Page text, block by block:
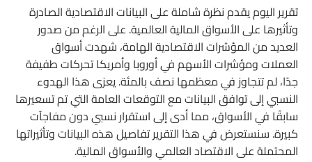
تقرير اليوم يقدم نظرة شاملة على البيانات الاقتصادية الصادرة
وتأثيرها على الأسواق المالية العالمية. على الرغم من صدور
العديد من المؤشرات الاقتصادية الهامة، شهدت أسواق
العملات ومؤشرات الأسهم في أوروبا وأمريكا تحركات طفيفة
جدًا، لم تتجاوز في معظمها نصف بالمئة. يعزى هذا الهدوء
النسبي إلى توافق البيانات مع التوقعات العامة التي تم تسعيرها
سابقًا في الأسواق، مما أدى إلى استقرار نسبي دون مفاجآت
كبيرة. سنستعرض في هذا التقرير تفاصيل هذه البيانات وتأثيراتها
المحتملة على الاقتصاد العالمي والأسواق المالية.